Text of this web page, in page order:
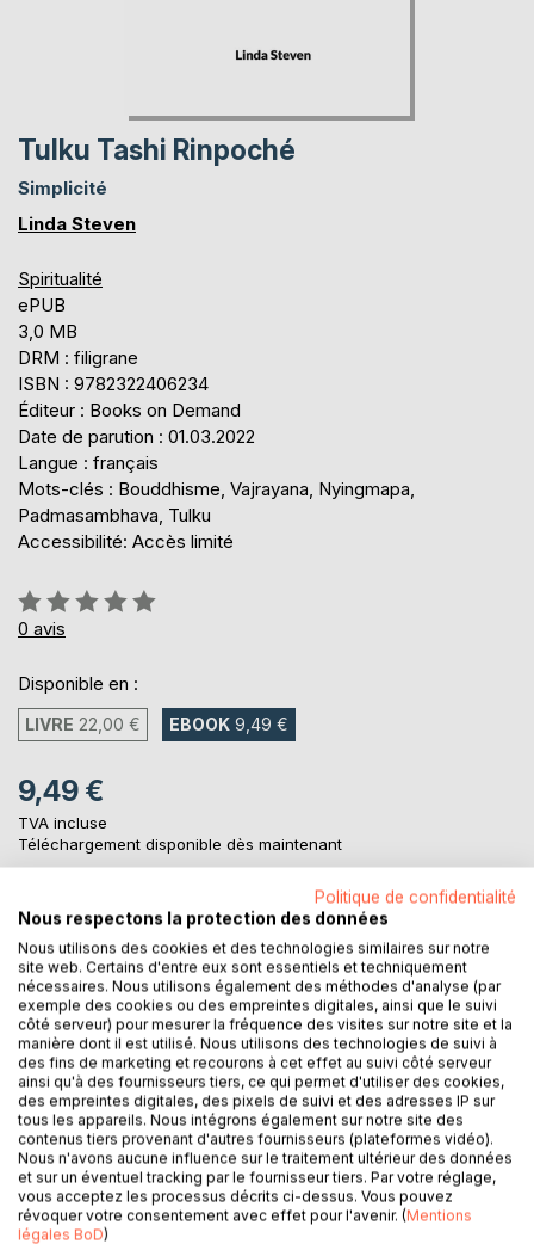
Tulku Tashi Rinpoché
Simplicité
Linda Steven
Spiritualité
ePUB
3,0 MB
DRM : filigrane
ISBN : 9782322406234
Éditeur : Books on Demand
Date de parution : 01.03.2022
Langue : français
Mots-clés : Bouddhisme, Vajrayana, Nyingmapa,
Padmasambhava, Tulku
Accessibilité: Accès limité
Évaluation:
0%
0 avis
Disponible en :
LIVRE 22,00 € EBOOK 9,49 €
9,49 €
TVA incluse
Téléchargement disponible dès maintenant
AJOUTER AU PANIER
Ajouter à ma liste d'envies
Laisser un avis
DESCRIPTION
Politique de confidentialité
Nous respectons la protection des données
Nous utilisons des cookies et des technologies similaires sur notre
site web. Certains d'entre eux sont essentiels et techniquement
nécessaires. Nous utilisons également des méthodes d'analyse (par
exemple des cookies ou des empreintes digitales, ainsi que le suivi
côté serveur) pour mesurer la fréquence des visites sur notre site et la
manière dont il est utilisé. Nous utilisons des technologies de suivi à
des fins de marketing et recourons à cet effet au suivi côté serveur
ainsi qu'à des fournisseurs tiers, ce qui permet d'utiliser des cookies,
des empreintes digitales, des pixels de suivi et des adresses IP sur
tous les appareils. Nous intégrons également sur notre site des
contenus tiers provenant d'autres fournisseurs (plateformes vidéo).
Nous n'avons aucune influence sur le traitement ultérieur des données
et sur un éventuel tracking par le fournisseur tiers. Par votre réglage,
vous acceptez les processus décrits ci-dessus. Vous pouvez
révoquer votre consentement avec effet pour l'avenir. (Mentions
légales BoD)